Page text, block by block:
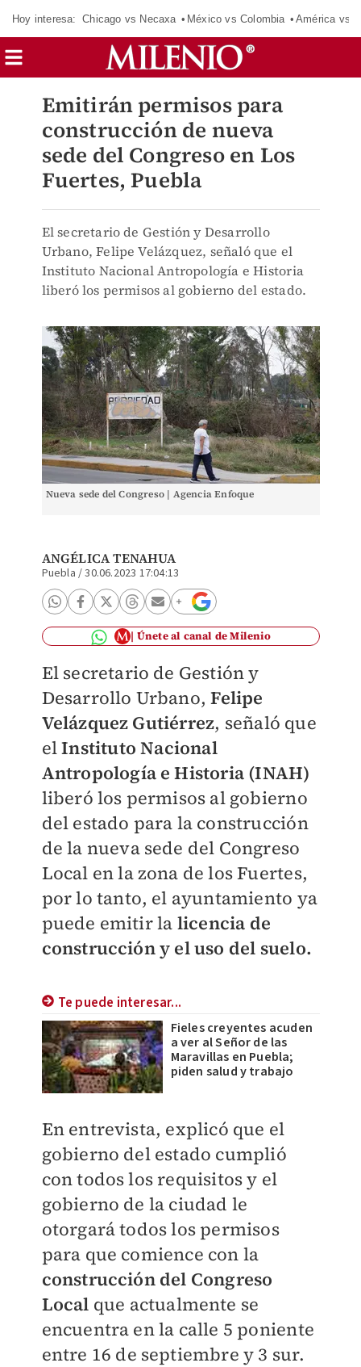
Hoy interesa: Chicago vs Necaxa México vs Colombia América vs
Emitirán permisos para
construcción de nueva
sede del Congreso en Los
Fuertes, Puebla
El secretario de Gestión y Desarrollo
Urbano, Felipe Velázquez, señaló que el
Instituto Nacional Antropología e Historia
liberó los permisos al gobierno del estado.
Nueva sede del Congreso | Agencia Enfoque
ANGÉLICA TENAHUA
Puebla /30.06.2023 17:04:13
Únete al canal de Milenio
El secretario de Gestión y
Desarrollo Urbano,Felipe
Velázquez Gutiérrez, señaló que
elInstituto Nacional
Antropología e Historia (INAH)
liberó los permisos al gobierno
del estado para la construcción
de la nueva sede del Congreso
Local en la zona de los Fuertes,
por lo tanto, el ayuntamiento ya
puede emitir la licencia de
construcción y el uso del suelo.
Te puede interesar...
Fieles creyentes acuden
a ver al Señor de las
Maravillas en Puebla;
piden salud y trabajo
En entrevista, explicó que el
gobierno del estado cumplió
con todos los requisitos y el
gobierno de la ciudad le
otorgará todos los permisos
para que comience con la
construcción del Congreso
Local que actualmente se
encuentra en la calle 5 poniente
entre 16 de septiembre y 3 sur.